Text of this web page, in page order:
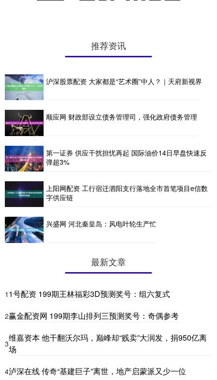
推荐资讯
沪深股票配资 大家都是“艺术圈”中人？｜天府新视界
顺应网 财政部设立债务管理司，强化政府债务管理
第一证券 供应干扰担忧再起 国际油价14日早盘快速反
弹超3%
上阳网配资 工行宿迁泗阳支行落地全市首笔项目e信数
字供应链
兴盛网 河北秦皇岛：风电叶轮生产忙
最新文章
1 1号配资 199期王林福彩3D预测奖号：组六复式
2赢金配资网 199期李山排列三预测奖号：奇偶参考
3
维嘉资本 他干翻沃尔玛，巅峰却“贱卖”大润发，捐950亿离
场
4泸深在线 传奇“基建巨子”离世，地产启蒙派又少一位